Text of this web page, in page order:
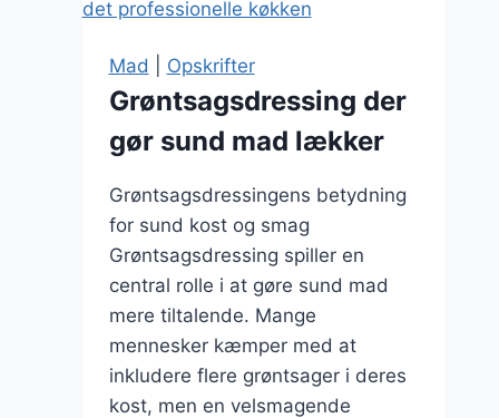
Mad Opskrifter
Grøntsagsdressing der
gør sund mad lækker
Grøntsagsdressingens betydning
for sund kost og smag
Grøntsagsdressing spiller en
central rolle i at gøre sund mad
mere tiltalende. Mange
mennesker kæmper med at
inkludere flere grøntsager i deres
kost, men en velsmagende